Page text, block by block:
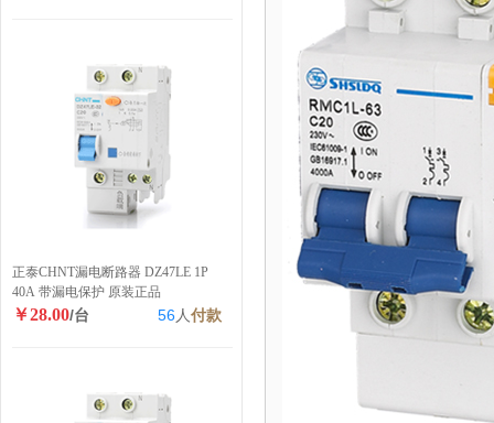
正泰CHNT漏电断路器 DZ47LE 1P
40A 带漏电保护 原装正品
￥28.00/台 56人付款